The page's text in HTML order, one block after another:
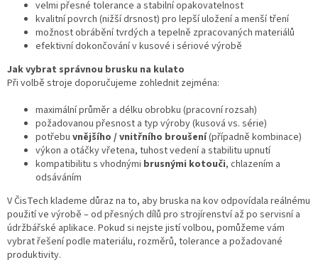
velmi přesné tolerance a stabilní opakovatelnost
kvalitní povrch (nižší drsnost) pro lepší uložení a menší tření
možnost obrábění tvrdých a tepelně zpracovaných materiálů
efektivní dokončování v kusové i sériové výrobě
Jak vybrat správnou brusku na kulato
Při volbě stroje doporučujeme zohlednit zejména:
maximální průměr a délku obrobku (pracovní rozsah)
požadovanou přesnost a typ výroby (kusová vs. série)
potřebu vnějšího / vnitřního broušení(případně kombinace)
výkon a otáčky vřetena, tuhost vedení a stabilitu upnutí
kompatibilitu s vhodnými brusnými kotouči, chlazením a
odsáváním
V ČisTech klademe důraz na to, aby bruska na kov odpovídala reálnému
použití ve výrobě – od přesných dílů pro strojírenství až po servisní a
údržbářské aplikace. Pokud si nejste jistí volbou, pomůžeme vám
vybrat řešení podle materiálu, rozměrů, tolerance a požadované
produktivity.